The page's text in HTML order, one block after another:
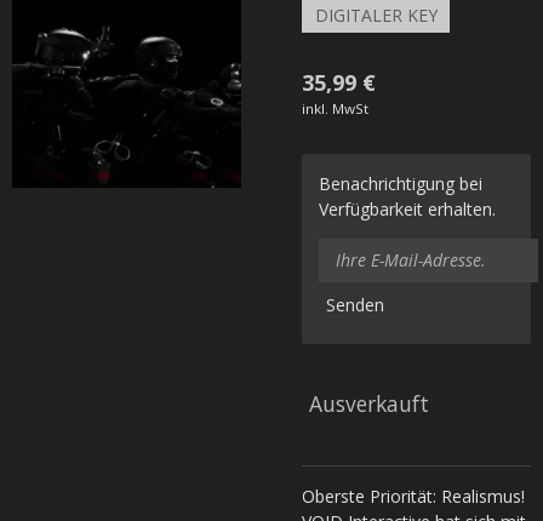
DIGITALER KEY
35,99 €
inkl. MwSt
Benachrichtigung bei
Verfügbarkeit erhalten.
Senden
Ausverkauft
Oberste Priorität: Realismus!